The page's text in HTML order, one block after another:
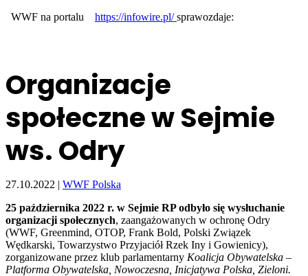
WWF na portalu https://infowire.pl/sprawozdaje:
Organizacje
społeczne w Sejmie
ws. Odry
27.10.2022 | WWF Polska
25 października 2022 r. w Sejmie RP odbyło się wysłuchanie
organizacji społecznych, zaangażowanych w ochronę Odry
(WWF, Greenmind, OTOP, Frank Bold, Polski Związek
Wędkarski, Towarzystwo Przyjaciół Rzek Iny i Gowienicy),
zorganizowane przez klub parlamentarny Koalicja Obywatelska –
Platforma Obywatelska, Nowoczesna, Inicjatywa Polska, Zieloni.